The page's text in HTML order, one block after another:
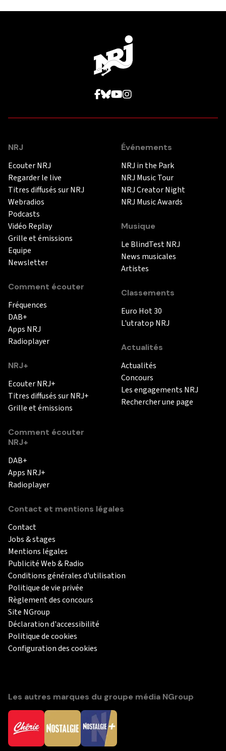
NRJ
Ecouter NRJ
Regarder le live
Titres diffusés sur NRJ
Webradios
Podcasts
Vidéo Replay
Grille et émissions
Equipe
Newsletter
Comment écouter
Fréquences
DAB+
Apps NRJ
Radioplayer
NRJ+
Ecouter NRJ+
Titres diffusés sur NRJ+
Grille et émissions
Comment écouter
NRJ+
DAB+
Apps NRJ+
Radioplayer
Événements
NRJ in the Park
NRJ Music Tour
NRJ Creator Night
NRJ Music Awards
Musique
Le BlindTest NRJ
News musicales
Artistes
Classements
Euro Hot 30
L'utratop NRJ
Actualités
Actualités
Concours
Les engagements NRJ
Rechercher une page
Contact et mentions légales
Contact
Jobs & stages
Mentions légales
Publicité Web & Radio
Conditions générales d'utilisation
Politique de vie privée
Règlement des concours
Site NGroup
Déclaration d'accessibilité
Politique de cookies
Configuration des cookies
Les autres marques du groupe média NGroup